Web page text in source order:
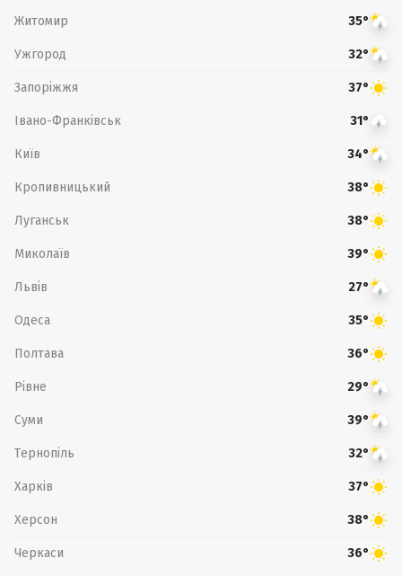
Житомир 35°
Ужгород 32°
Запоріжжя 37°
Івано-Франківськ 31°
Київ 34°
Кропивницький 38°
Луганськ 38°
Миколаїв 39°
Львів 27°
Одеса 35°
Полтава 36°
Рівне 29°
Суми 39°
Тернопіль 32°
Харків 37°
Херсон 38°
Черкаси 36°